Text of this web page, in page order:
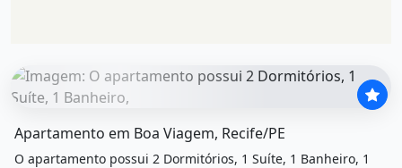
Apartamento em Boa Viagem, Recife/PE
O apartamento possui 2 Dormitórios, 1 Suíte, 1 Banheiro, 1